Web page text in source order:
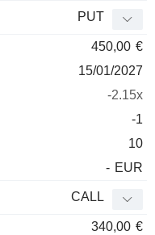
PUT
450,00 €
15/01/2027
-2.15x
-1
10
- EUR
CALL
340,00 €